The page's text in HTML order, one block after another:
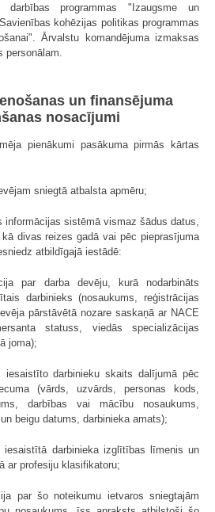
darbības programmas "Izaugsme un
kohēzijas politikas programmas
Ārvalstu komandējuma izmaksas
un finansējuma
nosacījumi
pienākumi pasākuma pirmās kārtas
sniegtā atbalsta apmēru;
informācijas sistēmā vismaz šādus datus,
divas reizes gadā vai pēc pieprasījuma
atbildīgajā iestādē:
par darba devēju, kurā nodarbināts
darbinieks (nosaukums, reģistrācijas
pārstāvētā nozare saskaņā ar NACE
statuss, viedās specializācijas
joma);
iesaistīto darbinieku skaits dalījumā pēc
(vārds, uzvārds, personas kods,
darbības vai mācību nosaukums,
beigu datums, darbinieka amats);
iesaistītā darbinieka izglītības līmenis un
ar profesiju klasifikatoru;
par šo noteikumu ietvaros sniegtajām